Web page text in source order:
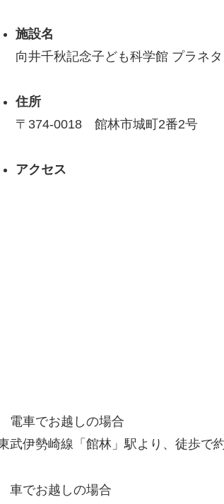
施設名
向井千秋記念子ども科学館 プラネ
住所
〒374-0018 館林市城町2番2号
アクセス
車でお越しの場合
武伊勢崎線「館林」駅より、徒歩で
でお越しの場合